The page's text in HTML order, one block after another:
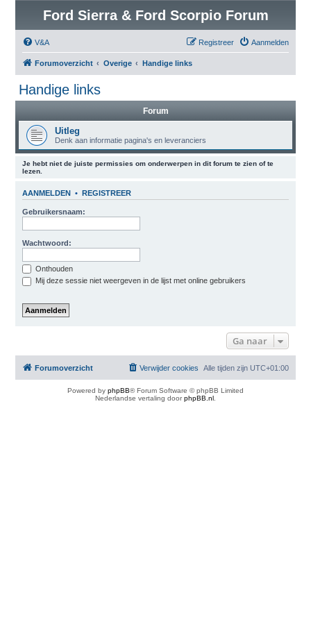
Ford Sierra & Ford Scorpio Forum
V&A Aanmelden
Registreer
Forumoverzicht Overige Handige links
Handige links
Forum
Uitleg
Denk aan informatie pagina's en leveranciers
Je hebt niet de juiste permissies om onderwerpen in dit forum te zien of te
lezen.
AANMELDEN • REGISTREER
Gebruikersnaam:
Wachtwoord:
Onthouden
Mij deze sessie niet weergeven in de lijst met online gebruikers
Ga naar
Forumoverzicht Alle tijden zijn UTC+01:00
Verwijder cookies
Powered by phpBB® Forum Software © phpBB Limited
Nederlandse vertaling doorphpBB.nl